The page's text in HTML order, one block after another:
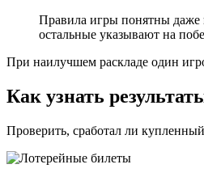
Правила игры понятны даже
остальные указывают на
При наилучшем раскладе один
Как узнать
Проверить, сработал ли